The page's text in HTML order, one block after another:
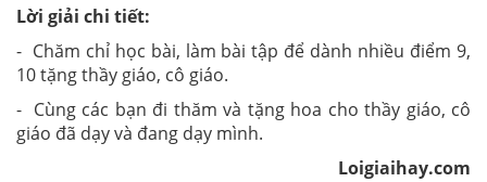
Lời giải chi tiết:
- Chăm chỉ học bài, làm bài tập để dành nhiều điểm 9,
10 tặng thầy giáo, cô giáo.
- Cùng các bạn đi thăm và tặng hoa cho thầy giáo, cô
giáo đã dạy và đang dạy mình.
Loigiaihay.com